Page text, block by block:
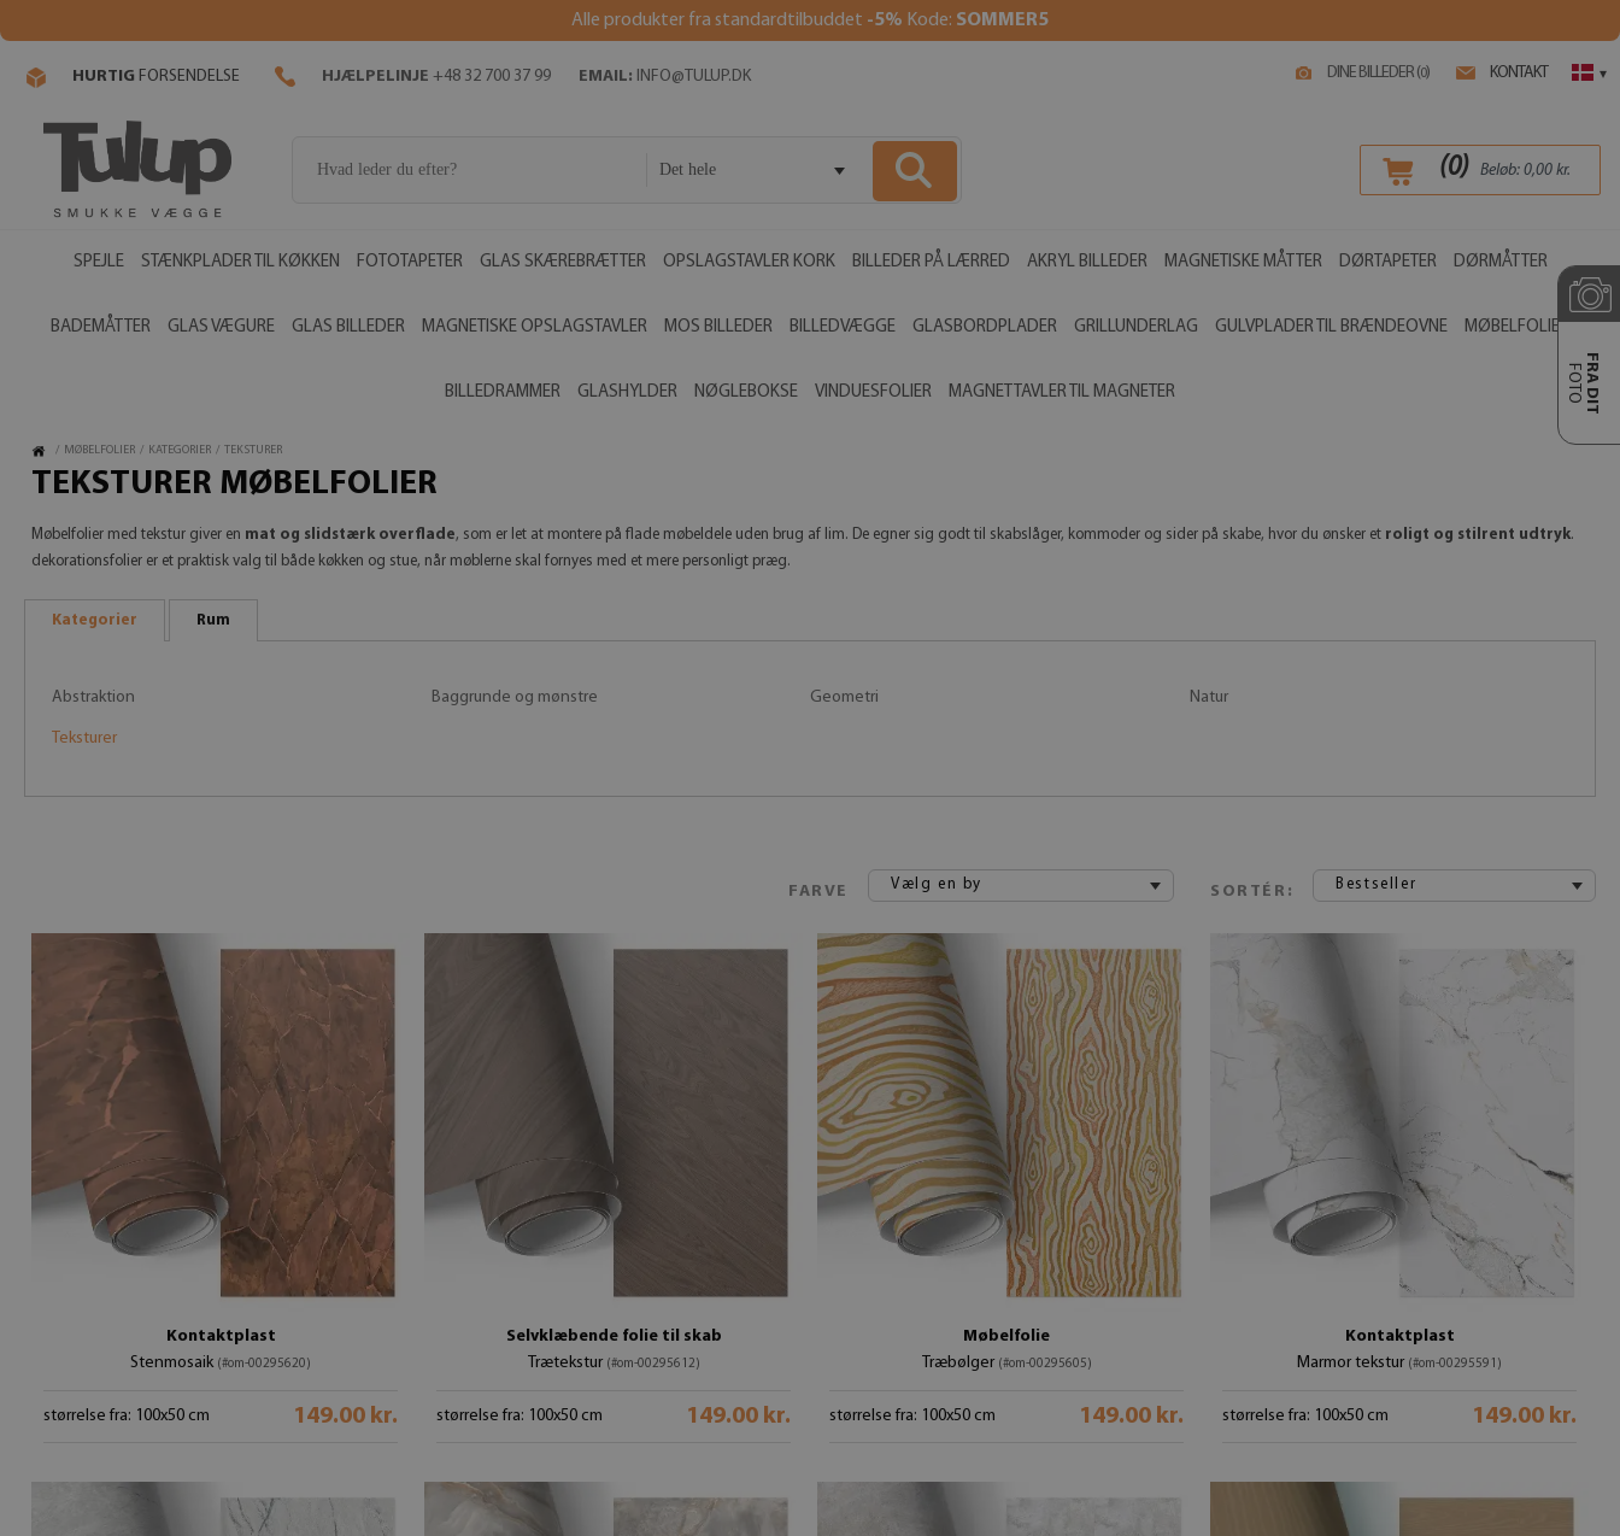
Alle produkter fra standardtilbuddet -5% Kode: SOMMER5
DINE BILLEDER (0) KONTAKT ▾
HURTIG FORSENDELSE HJÆLPELINJE +48 32 700 37 99 EMAIL: INFO@TULUP.DK
Det hele (0) Beløb: 0,00kr.
SPEJLE STÆNKPLADER TIL KØKKEN FOTOTAPETER GLAS SKÆREBRÆTTER OPSLAGSTAVLER KORK BILLEDER PÅ LÆRRED AKRYL BILLEDER MAGNETISKE MÅTTER DØRTAPETER DØRMÅTTER
BADEMÅTTER GLAS VÆGURE GLAS BILLEDER MAGNETISKE OPSLAGSTAVLER MOS BILLEDER BILLEDVÆGGE GLASBORDPLADER GRILLUNDERLAG GULVPLADER TIL BRÆNDEOVNE MØBELFOLIER
BILLEDRAMMER GLASHYLDER NØGLEBOKSE VINDUESFOLIER MAGNETTAVLER TIL MAGNETER FRA DIT
FOTO
/ MØBELFOLIER / KATEGORIER / TEKSTURER
TEKSTURER MØBELFOLIER
Møbelfolier med tekstur giver en mat og slidstærk overflade, som er let at montere på flade møbeldele uden brug af lim. De egner sig godt til skabslåger, kommoder og sider på skabe, hvor du ønsker et roligt og stilrent udtryk.
dekorationsfolier er et praktisk valg til både køkken og stue, når møblerne skal fornyes med et mere personligt præg.
Kategorier Rum
Abstraktion Baggrunde og mønstre Geometri Natur
Teksturer
FARVE Vælg en by SORTÉR: Bestseller
Kontaktplast
Stenmosaik (#om-00295620)
størrelse fra: 100x50 cm 149.00 kr.
Selvklæbende folie til skab
Trætekstur (#om-00295612)
størrelse fra: 100x50 cm 149.00 kr.
Møbelfolie
Træbølger (#om-00295605)
størrelse fra: 100x50 cm 149.00 kr.
Kontaktplast
Marmor tekstur (#om-00295591)
størrelse fra: 100x50 cm 149.00 kr.